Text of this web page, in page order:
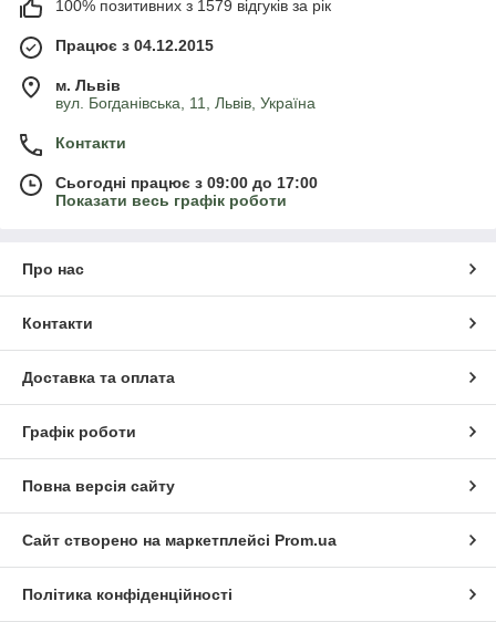
100% позитивних з 1579 відгуків за рік
Працює з 04.12.2015
м. Львів
вул. Богданівська, 11, Львів, Україна
Контакти
Сьогодні працює з 09:00 до 17:00
Показати весь графік роботи
Про нас
Контакти
Доставка та оплата
Графік роботи
Повна версія сайту
Сайт створено на маркетплейсі Prom.ua
Політика конфіденційності